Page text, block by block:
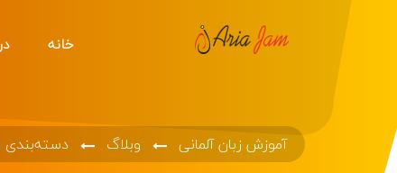
خانه
آموزش زبان آلمانی وبلاگ دسته‌بندی